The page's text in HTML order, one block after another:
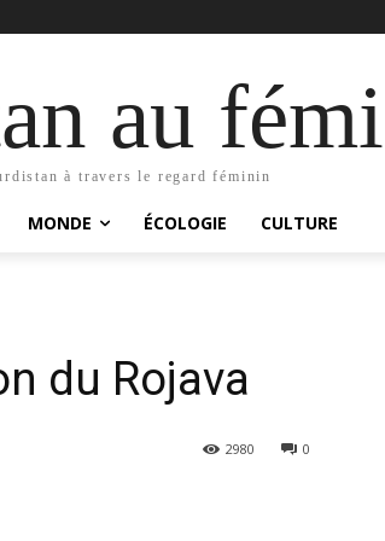
au
à travers le regard féminin
MONDE ÉCOLOGIE CULTURE
du Rojava
0
2980